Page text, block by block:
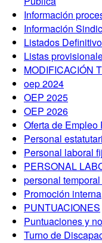
Información
Información
Listados
Listas
MODIFICACIÓN
oep 2024
OEP 2025
OEP 2026
Oferta de Empleo
Personal
Personal laboral
PERSONAL
personal
Promoción interna
PUNTUACIONES
Puntuaciones y
Turno de